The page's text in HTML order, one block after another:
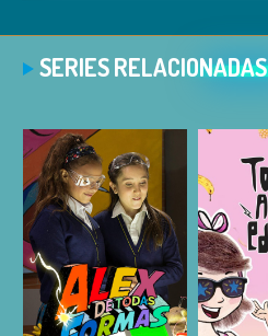
SERIES RELACIONADAS